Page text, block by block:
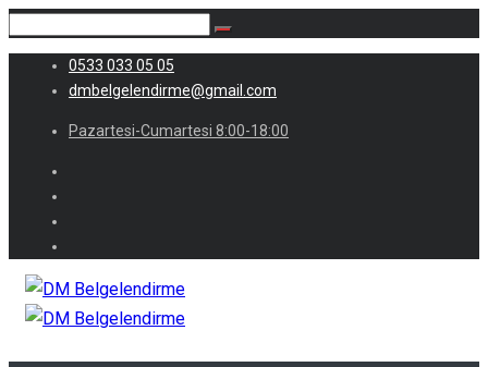
0533 033 05 05
dmbelgelendirme@gmail.com
Pazartesi-Cumartesi 8:00-18:00